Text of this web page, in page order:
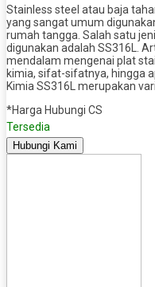
Stainless steel atau baja
yang sangat umum
rumah tangga. Salah satu
digunakan adalah SS316L.
mendalam mengenai plat
kimia, sifat-sifatnya, hingga
Kimia SS316L merupakan
*Harga Hubungi CS
Tersedia
Hubungi Kami